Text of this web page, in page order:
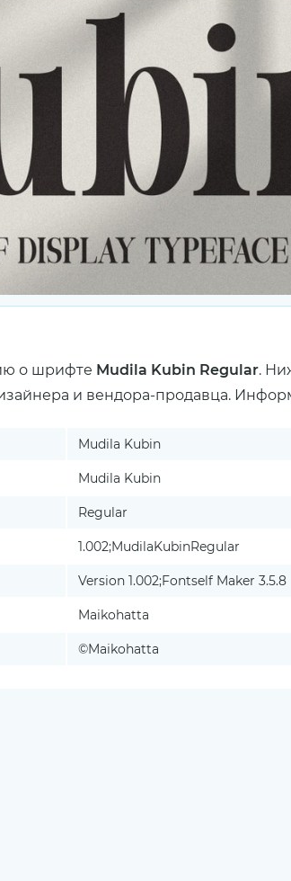
о шрифте Mudila Kubin Regular.
и вендора-продавца.
Mudila Kubin
Mudila Kubin
Regular
1.002;MudilaKubinRegular
Version 1.002;Fontself Maker 3.5.8
Maikohatta
©Maikohatta